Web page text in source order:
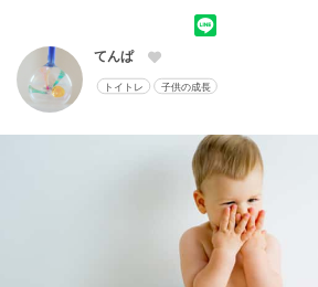
てんぱ
トイトレ 子供の成長